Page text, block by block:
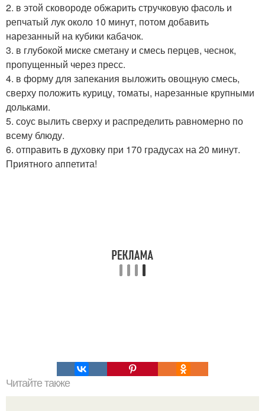
2. в этой сковороде обжарить стручковую фасоль и
репчатый лук около 10 минут, потом добавить
нарезанный на кубики кабачок.
3. в глубокой миске сметану и смесь перцев, чеснок,
пропущенный через пресс.
4. в форму для запекания выложить овощную смесь,
сверху положить курицу, томаты, нарезанные крупными
дольками.
5. соус вылить сверху и распределить равномерно по
всему блюду.
6. отправить в духовку при 170 градусах на 20 минут.
Приятного аппетита!
Читайте также